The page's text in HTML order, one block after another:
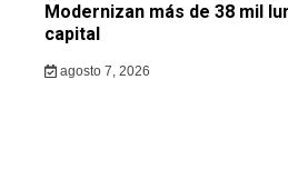
Modernizan más de 38 mil
capital
agosto 7, 2026